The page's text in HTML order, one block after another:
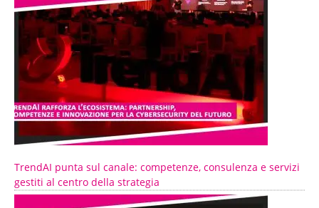
TrendAI punta sul canale: competenze, consulenza e servizi
gestiti al centro della strategia